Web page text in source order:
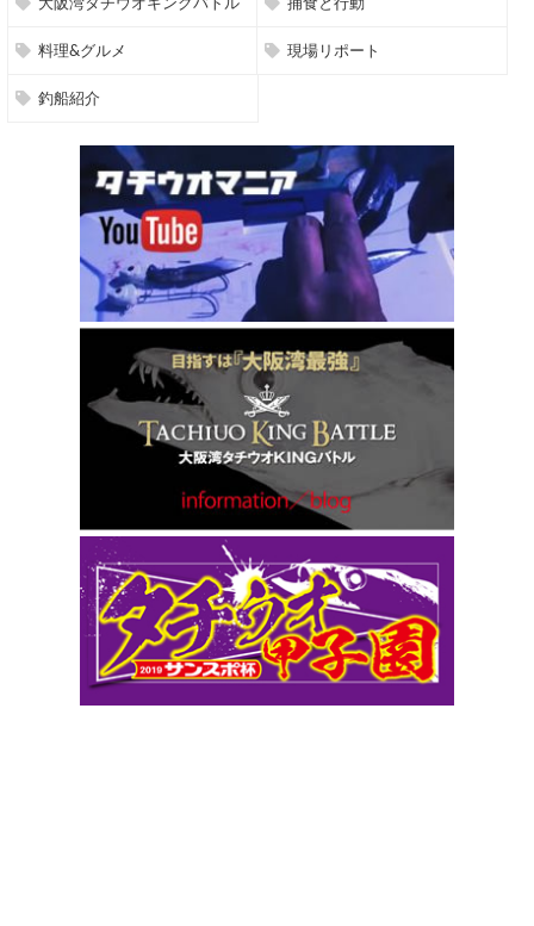
大阪湾タチウオキングバトル 捕食と行動
料理&グルメ 現場リポート
釣船紹介